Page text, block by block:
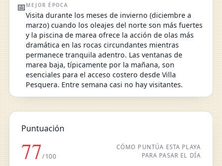
📅 MEJOR ÉPOCA
Visita durante los meses de invierno (diciembre a
marzo) cuando los oleajes del norte son más fuertes
y la piscina de marea ofrece la acción de olas más
dramática en las rocas circundantes mientras
permanece tranquila adentro. Las ventanas de
marea baja, típicamente por la mañana, son
esenciales para el acceso costero desde Villa
Pesquera. Entre semana casi no hay visitantes.
Puntuación
77/100
CÓMO PUNTÚA ESTA PLAYA
PARA PASAR EL DÍA